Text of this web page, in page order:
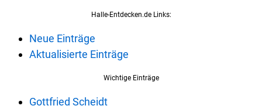
Halle-Entdecken.de Links:
Neue Einträge
Aktualisierte Einträge
Wichtige Einträge
Gottfried Scheidt